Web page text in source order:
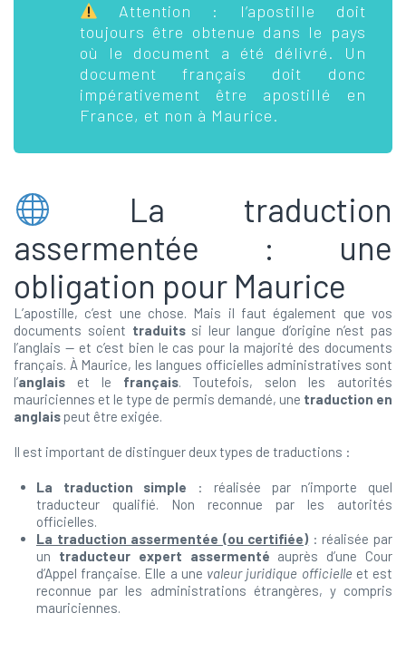
Attention : l’apostille doit
toujours être obtenue dans le pays
où le document a été délivré. Un
document français doit donc
impérativement être apostillé en
France, et non à Maurice.
La traduction
assermentée : une
obligation pour Maurice
L’apostille, c’est une chose. Mais il faut également que vos
documents soient traduitssi leur langue d’origine n’est pas
l’anglais — et c’est bien le cas pour la majorité des documents
français. À Maurice, les langues officielles administratives sont
l’anglais et le français. Toutefois, selon les autorités
mauriciennes et le type de permis demandé, une traduction en
anglais peut être exigée.
Il est important de distinguer deux types de traductions :
La traduction simple : réalisée par n’importe quel
traducteur qualifié. Non reconnue par les autorités
officielles.
La traduction assermentée (ou certifiée) : réalisée par
un traducteur expert assermenté auprès d’une Cour
d’Appel française. Elle a une valeur juridique officielle et est
reconnue par les administrations étrangères, y compris
mauriciennes.